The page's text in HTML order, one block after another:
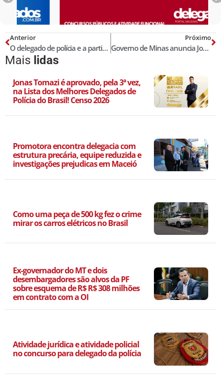
Anterior
O delegado de polícia e a participação do advogado nas oitivas de testemunhas
Próximo
Governo de Minas anuncia Joaquim Silva como novo delegado-geral da Polícia Civil
Mais lidas
Jonas Tomazi é aprovado, pela 3ª vez,
na Lista dos Melhores Delegados de
Polícia do Brasil! Censo 2026
Promotora encontra delegacia com
estrutura precária, equipe reduzida e
investigações prejudicas em Maceió
Como uma peça de 500 kg fez o crime
mirar os carros elétricos no Brasil
Ex-governador do MT e dois
desembargadores são alvos da PF
sobre esquema de R$ R$ 308 milhões
em contrato com a OI
Atividade jurídica e atividade policial
no concurso para delegado da polícia